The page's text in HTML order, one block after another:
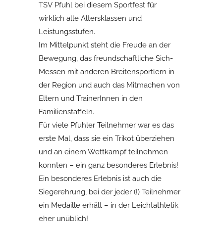
TSV Pfuhl bei diesem Sportfest für
wirklich alle Altersklassen und
Leistungsstufen.
Im Mittelpunkt steht die Freude an der
Bewegung, das freundschaftliche Sich-
Messen mit anderen Breitensportlern in
der Region und auch das Mitmachen von
Eltern und TrainerInnen in den
Familienstaffeln.
Für viele Pfuhler Teilnehmer war es das
erste Mal, dass sie ein Trikot überziehen
und an einem Wettkampf teilnehmen
konnten – ein ganz besonderes Erlebnis!
Ein besonderes Erlebnis ist auch die
Siegerehrung, bei der jeder (!) Teilnehmer
ein Medaille erhält – in der Leichtathletik
eher unüblich!